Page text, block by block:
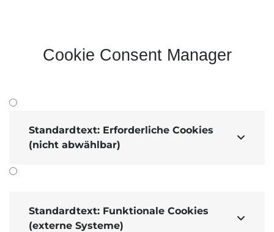
Cookie Consent Manager
Standardtext: Erforderliche Cookies
(nicht abwählbar)

Standardtext: Funktionale Cookies
(externe Systeme)
